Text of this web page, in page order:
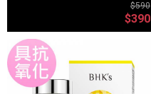
$590
$390